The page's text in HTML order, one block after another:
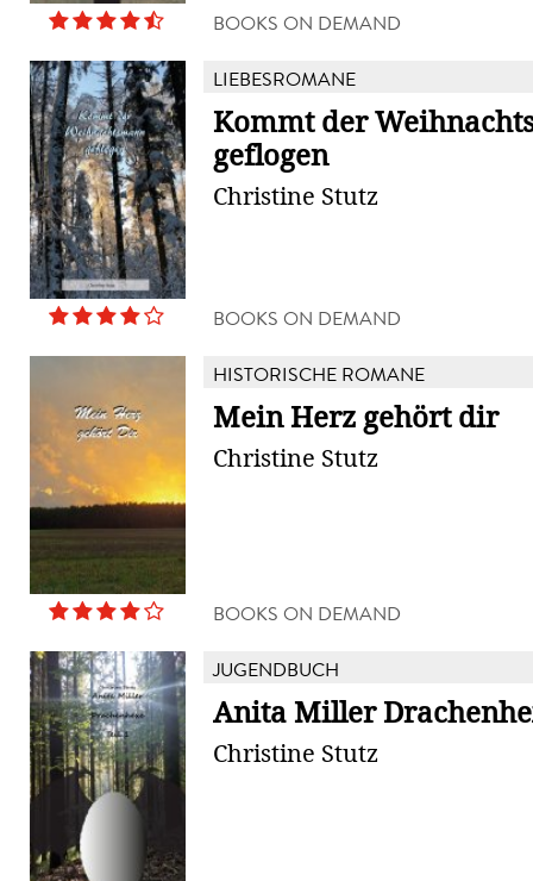
BOOKS ON DEMAND
LIEBESROMANE
Kommt der
geflogen
Christine Stutz
BOOKS ON DEMAND
HISTORISCHE ROMANE
Mein Herz gehört dir
Christine Stutz
BOOKS ON DEMAND
JUGENDBUCH
Anita Miller
Christine Stutz